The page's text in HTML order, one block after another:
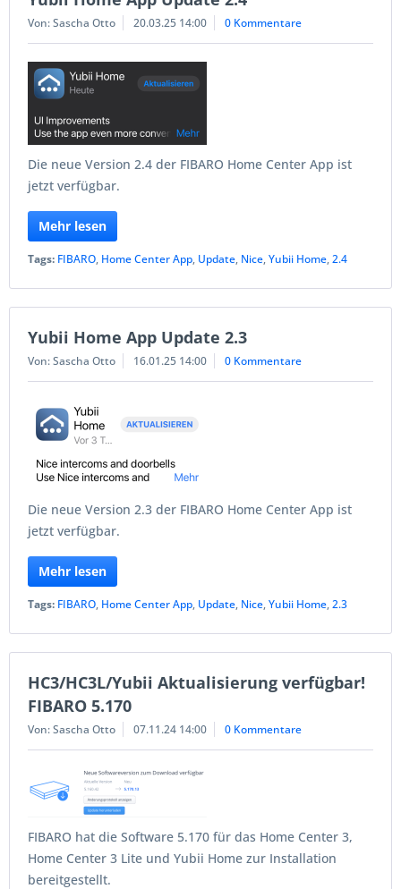
Von: Sascha Otto 20.03.25 14:00 0 Kommentare
Die neue Version 2.4 der FIBARO Home Center App ist
jetzt verfügbar.
Mehr lesen
Tags: FIBARO, Home Center App, Update, Nice,Yubii Home,2.4
Yubii Home App Update 2.3
Von: Sascha Otto 16.01.25 14:00 0 Kommentare
Die neue Version 2.3 der FIBARO Home Center App ist
jetzt verfügbar.
Mehr lesen
Tags: FIBARO, Home Center App, Update, Nice,Yubii Home,2.3
HC3/HC3L/Yubii Aktualisierung verfügbar!
FIBARO 5.170
Von: Sascha Otto 07.11.24 14:00 0 Kommentare
FIBARO hat die Software 5.170 für das Home Center 3,
Home Center 3 Lite und Yubii Home zur Installation
bereitgestellt.